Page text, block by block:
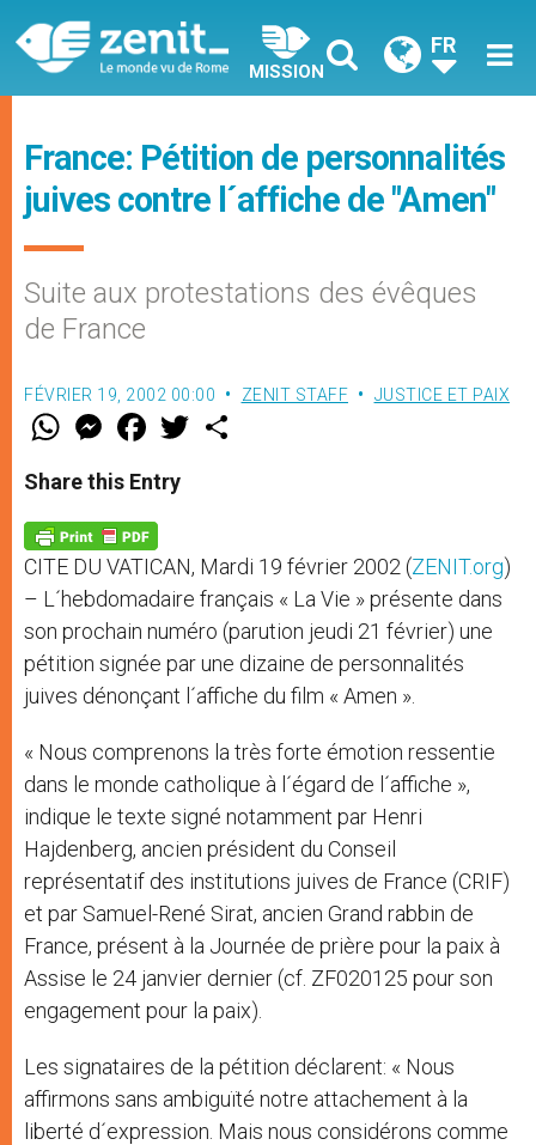
MISSION
FR
France: Pétition de personnalités
juives contre l´affiche de "Amen"
Suite aux protestations des évêques
de France
FÉVRIER 19, 2002 00:00 ZENIT STAFF JUSTICE ET PAIX
W
t
s
p
p
M
e
s
e
g
e
r
F
a
e
b
o
k
w
Share this Entry
CITE DU VATICAN, Mardi 19 février 2002 (ZENIT.org)
– L´hebdomadaire français « La Vie » présente dans
son prochain numéro (parution jeudi 21 février) une
pétition signée par une dizaine de personnalités
juives dénonçant l´affiche du film « Amen ».
« Nous comprenons la très forte émotion ressentie
dans le monde catholique à l´égard de l´affiche »,
indique le texte signé notamment par Henri
Hajdenberg, ancien président du Conseil
représentatif des institutions juives de France (CRIF)
et par Samuel-René Sirat, ancien Grand rabbin de
France, présent à la Journée de prière pour la paix à
Assise le 24 janvier dernier (cf. ZF020125 pour son
engagement pour la paix).
Les signataires de la pétition déclarent: « Nous
affirmons sans ambiguïté notre attachement à la
liberté d´expression. Mais nous considérons comme